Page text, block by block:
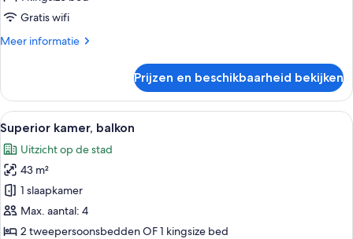
View)Gratis wifi
Meer informatie
Meer
kamer,
balkon
(Downtown
View)
Prijzen en beschikbaarheid bekijken
Alle
foto's
voor
Superior
kamer,
balkon
laden
Een moderne hotelkamer met een
8
Superior kamer, balkon
Uitzicht op de stad
43 m²
1 slaapkamer
Max. aantal: 4
2 tweepersoonsbedden OF 1 kingsize bed